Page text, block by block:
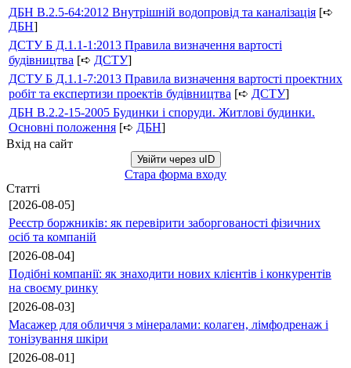
ДБН В.2.5-64:2012 Внутрішній водопровід та каналізація [➪
ДБН]
ДСТУ Б Д.1.1-1:2013 Правила визначення вартості
будівництва [➪ ДСТУ]
ДСТУ Б Д.1.1-7:2013 Правила визначення вартості проектних
робіт та експертизи проектів будівництва [➪ ДСТУ]
ДБН В.2.2-15-2005 Будинки і споруди. Житлові будинки.
Основні положення [➪ ДБН]
Вхід на сайт
Увійти через uID
Стара форма входу
Статті
[2026-08-05]
Реєстр боржників: як перевірити заборгованості фізичних
осіб та компаній
[2026-08-04]
Подібні компанії: як знаходити нових клієнтів і конкурентів
на своєму ринку
[2026-08-03]
Масажер для обличчя з мінералами: колаген, лімфодренаж і
тонізування шкіри
[2026-08-01]